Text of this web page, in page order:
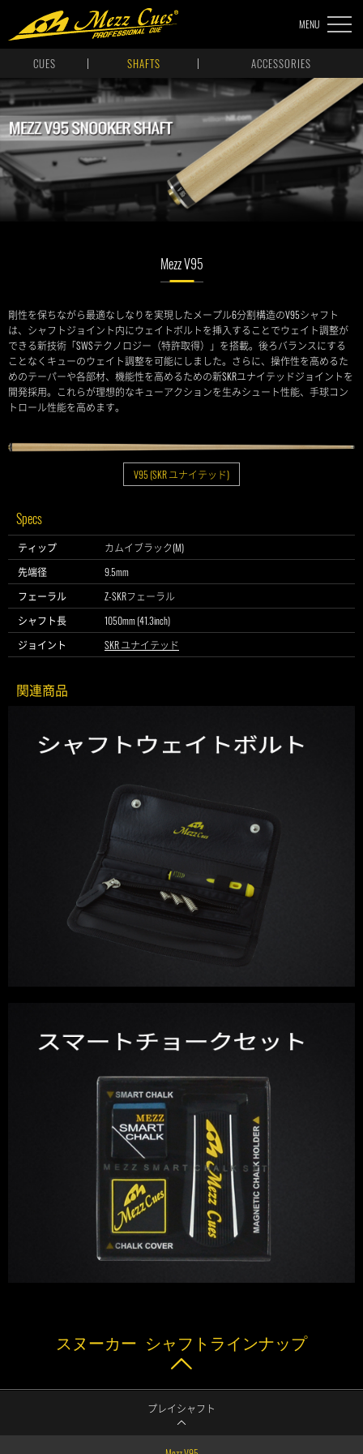
MENU
CUES SHAFTS ACCESSORIES
Mezz V95
剛性を保ちながら最適なしなりを実現したメープル6分割構造のV95シャフト
は、シャフトジョイント内にウェイトボルトを挿入することでウェイト調整が
できる新技術「SWSテクノロジー（特許取得）」を搭載。後ろバランスにする
ことなくキューのウェイト調整を可能にしました。さらに、操作性を高めるた
めのテーパーや各部材、機能性を高めるための新SKRユナイテッドジョイントを
開発採用。これらが理想的なキューアクションを生みシュート性能、手球コン
トロール性能を高めます。
V95 (SKR ユナイテッド)
Specs
ティップ
カムイブラック(M)
先端径
9.5mm
フェーラル
Z-SKRフェーラル
シャフト長
1050mm (41.3inch)
ジョイント
SKR ユナイテッド
関連商品
スヌーカー シャフトラインナップ
プレイシャフト